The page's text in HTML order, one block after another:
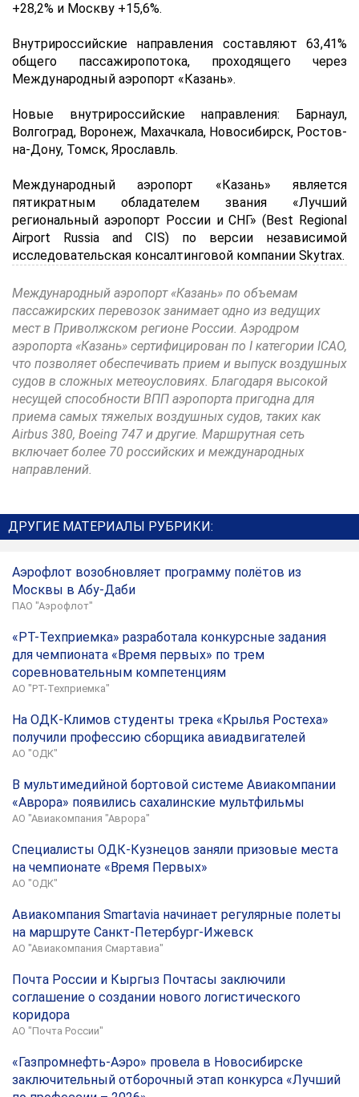
+28,2% и Москву +15,6%.
Внутрироссийские направления составляют 63,41%
общего пассажиропотока, проходящего через
Международный аэропорт «Казань».
Новые внутрироссийские направления: Барнаул,
Волгоград, Воронеж, Махачкала, Новосибирск, Ростов-
на-Дону, Томск, Ярославль.
Международный аэропорт «Казань» является
пятикратным обладателем звания «Лучший
региональный аэропорт России и СНГ» (Best Regional
Airport Russia and CIS) по версии независимой
исследовательская консалтинговой компании Skytrax.
Международный аэропорт «Казань» по объемам
пассажирских перевозок занимает одно из ведущих
мест в Приволжском регионе России. Аэродром
аэропорта «Казань» сертифицирован по I категории ICАО,
что позволяет обеспечивать прием и выпуск воздушных
судов в сложных метеоусловиях. Благодаря высокой
несущей способности ВПП аэропорта пригодна для
приема самых тяжелых воздушных судов, таких как
Airbus 380, Boeing 747 и другие. Маршрутная сеть
включает более 70 российских и международных
направлений.
ДРУГИЕ МАТЕРИАЛЫ РУБРИКИ:
Аэрофлот возобновляет программу полётов из
Москвы в Абу-Даби
ПАО "Аэрофлот"
«РТ-Техприемка» разработала конкурсные задания
для чемпионата «Время первых» по трем
соревновательным компетенциям
АО "РТ-Техприемка"
На ОДК-Климов студенты трека «Крылья Ростеха»
получили профессию сборщика авиадвигателей
АО "ОДК"
В мультимедийной бортовой системе Авиакомпании
«Аврора» появились сахалинские мультфильмы
АО "Авиакомпания "Аврора"
Специалисты ОДК-Кузнецов заняли призовые места
на чемпионате «Время Первых»
АО "ОДК"
Авиакомпания Smartavia начинает регулярные полеты
на маршруте Санкт-Петербург-Ижевск
АО "Авиакомпания Смартавиа"
Почта России и Кыргыз Почтасы заключили
соглашение о создании нового логистического
коридора
АО "Почта России"
«Газпромнефть-Аэро» провела в Новосибирске
заключительный отборочный этап конкурса «Лучший